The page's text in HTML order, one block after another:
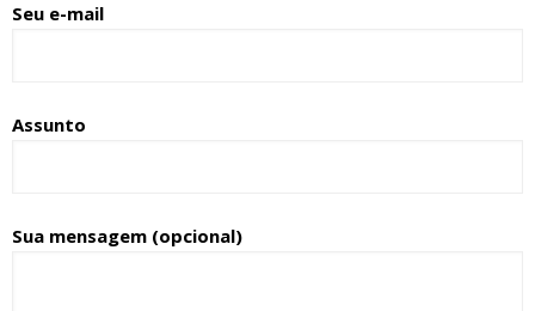
Seu e-mail
Assunto
Sua mensagem (opcional)